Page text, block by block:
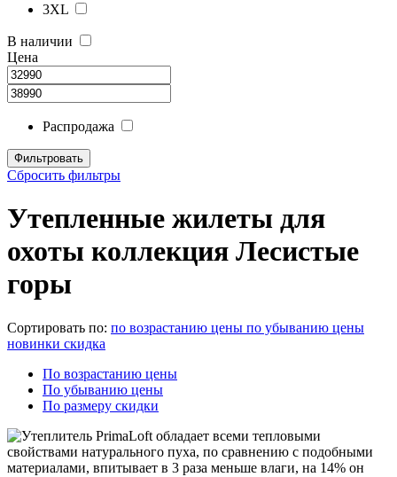
3XL
В наличии
Цена
Распродажа
Сбросить фильтры
Утепленные жилеты для
охоты коллекция Лесистые
горы
Сортировать по: по возрастанию цены по убыванию цены
новинки скидка
По возрастанию цены
По убыванию цены
По размеру скидки